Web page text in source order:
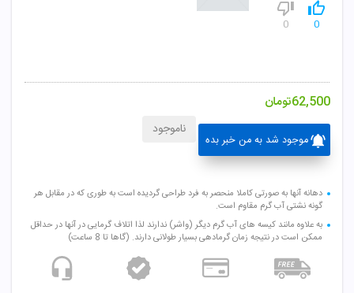
0
0
62,500تومان
موجود شد به من خبر بده
ناموجود
دهانه آنها به صورتی کاملا منحصر به فرد طراحی گردیده است به طوری که در مقابل هر
گونه نشتی آب گرم مقاوم است.
به علاوه مانند کیسه های آب گرم دیگر (واشر) ندارند لذا اتلاف گرمایی در آنها در حداقل
ممکن است در نتیجه زمان گرمادهی بسیار طولانی دارند. (گاها تا 8 ساعت)